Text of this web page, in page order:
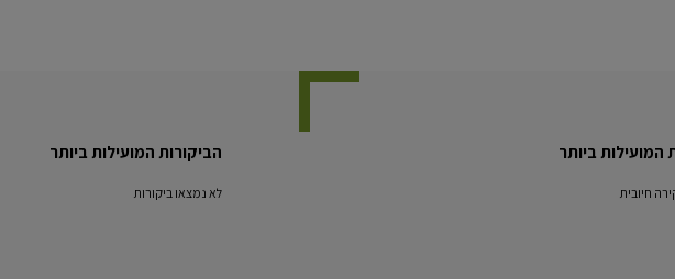
המועילות ביותר
חיובית
הביקורות המועילות ביותר
לא נמצאו ביקורות